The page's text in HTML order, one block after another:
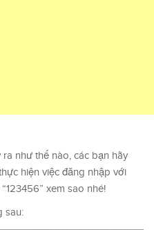
như thế nào, các bạn hãy
hiện việc đăng nhập với
xem sao nhé!
sau: